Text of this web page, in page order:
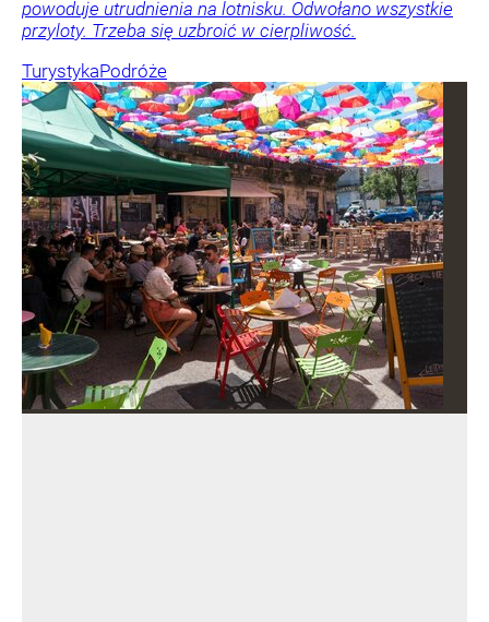
powoduje utrudnienia na lotnisku. Odwołano wszystkie
przyloty. Trzeba się uzbroić w cierpliwość.
TurystykaPodróże